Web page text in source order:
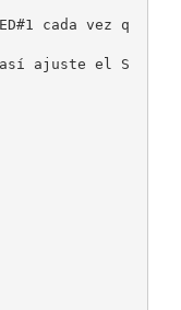
cada vez q
así ajuste el S